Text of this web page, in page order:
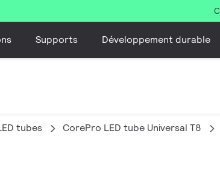
Supports Développement durable
tubes CorePro LED tube Universal T8